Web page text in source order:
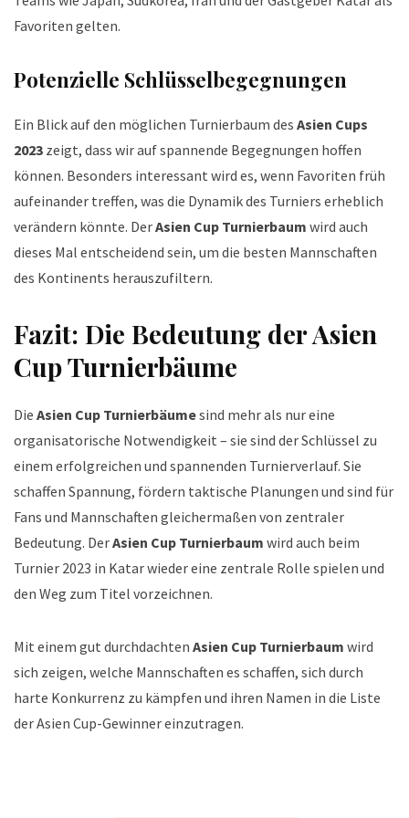
Favoriten gelten.
Potenzielle Schlüsselbegegnungen
Ein Blick auf den möglichen Turnierbaum des Asien Cups
2023 zeigt, dass wir auf spannende Begegnungen hoffen
können. Besonders interessant wird es, wenn Favoriten früh
aufeinander treffen, was die Dynamik des Turniers erheblich
verändern könnte. DerAsien Cup Turnierbaum wird auch
dieses Mal entscheidend sein, um die besten Mannschaften
des Kontinents herauszufiltern.
Fazit: Die Bedeutung der Asien
Cup Turnierbäume
Die Asien Cup Turnierbäumesind mehr als nur eine
organisatorische Notwendigkeit – sie sind der Schlüssel zu
einem erfolgreichen und spannenden Turnierverlauf. Sie
schaffen Spannung, fördern taktische Planungen und sind für
Fans und Mannschaften gleichermaßen von zentraler
Bedeutung. DerAsien Cup Turnierbaum wird auch beim
Turnier 2023 in Katar wieder eine zentrale Rolle spielen und
den Weg zum Titel vorzeichnen.
Mit einem gut durchdachten Asien Cup Turnierbaum wird
sich zeigen, welche Mannschaften es schaffen, sich durch
harte Konkurrenz zu kämpfen und ihren Namen in die Liste
der Asien Cup-Gewinner einzutragen.